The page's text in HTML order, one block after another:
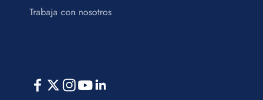
Trabaja con nosotros